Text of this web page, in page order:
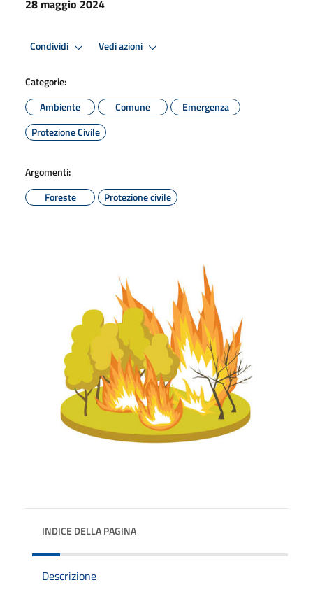
28 maggio 2024
Condividi Vedi azioni
Categorie:
Ambiente
Comune
Emergenza
Protezione Civile
Argomenti:
Foreste
Protezione civile
INDICE DELLA PAGINA
Descrizione